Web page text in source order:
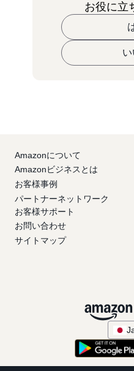
お役に立
い
Amazonについて
Amazonビジネスとは
お客様事例
パートナーネットワーク
お客様サポート
お問い合わせ
サイトマップ